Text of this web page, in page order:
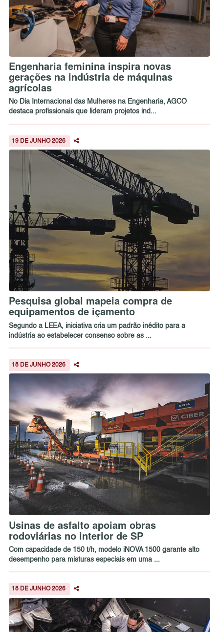
Engenharia feminina inspira novas
gerações na indústria de máquinas
agrícolas
No Dia Internacional das Mulheres na Engenharia, AGCO
destaca profissionais que lideram projetos ind...
19 DE JUNHO 2026
Pesquisa global mapeia compra de
equipamentos de içamento
Segundo a LEEA, iniciativa cria um padrão inédito para a
indústria ao estabelecer consenso sobre as ...
18 DE JUNHO 2026
Usinas de asfalto apoiam obras
rodoviárias no interior de SP
Com capacidade de 150 t/h, modelo iNOVA 1500 garante alto
desempenho para misturas especiais em uma ...
18 DE JUNHO 2026